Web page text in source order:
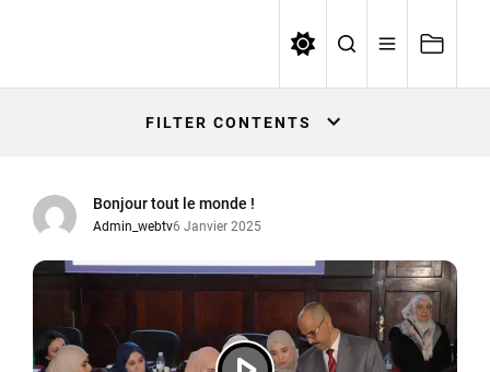
content
WEBTV UNIVERSITE ALGER1
FILTER CONTENTS
Bonjour tout le monde !
Admin_webtv6 Janvier 2025